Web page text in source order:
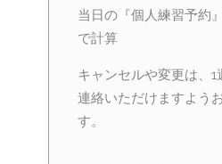
当日の『個人練習予約
で計算
キャンセルや変更は、
連絡いただけますよう
す。